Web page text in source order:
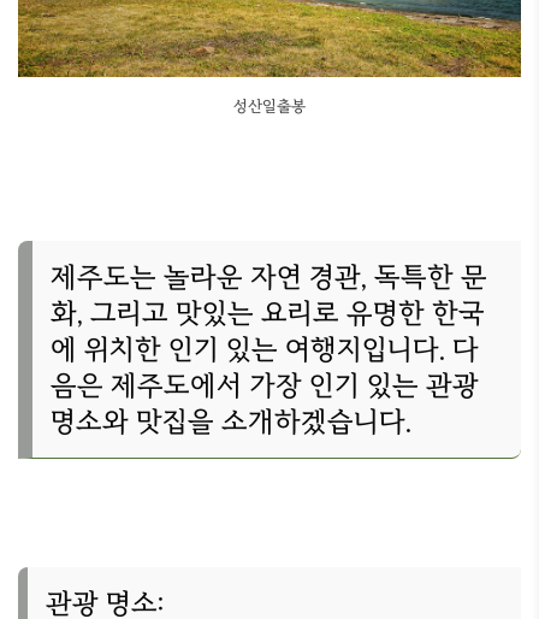
성산일출봉
제주도는 놀라운 자연 경관, 독특한 문
화, 그리고 맛있는 요리로 유명한 한국
에 위치한 인기 있는 여행지입니다. 다
음은 제주도에서 가장 인기 있는 관광
명소와 맛집을 소개하겠습니다.
관광 명소: